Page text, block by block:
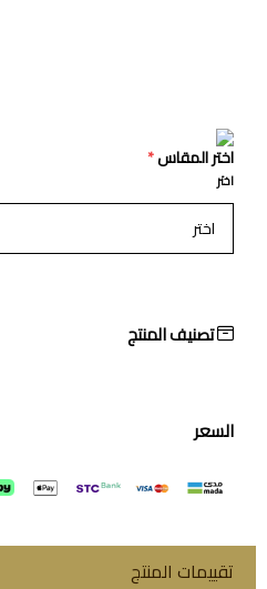
اختر المقاس*
اختر
تصنيف المنتج
السعر
تقييمات المنتج